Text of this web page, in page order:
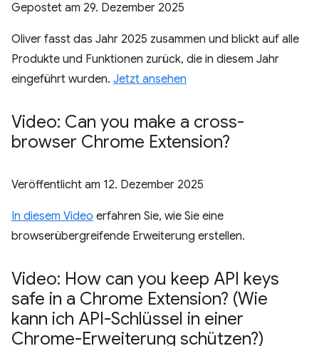
Gepostet am 29. Dezember 2025
Oliver fasst das Jahr 2025 zusammen und blickt auf alle
Produkte und Funktionen zurück, die in diesem Jahr
eingeführt wurden. Jetzt ansehen
Video: Can you make a cross-
browser Chrome Extension?
Veröffentlicht am 12. Dezember 2025
In diesem Video erfahren Sie, wie Sie eine
browserübergreifende Erweiterung erstellen.
Video: How can you keep API keys
safe in a Chrome Extension? (Wie
kann ich API-Schlüssel in einer
Chrome-Erweiterung schützen?)